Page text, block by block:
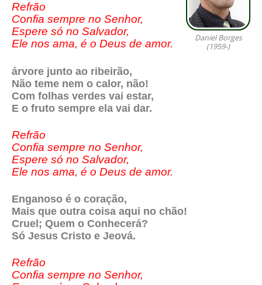
Daniel Borges
(1959-)
Refrão
Confia sempre no Senhor,
Espere só no Salvador,
Ele nos ama, é o Deus de amor.
árvore junto ao ribeirão,
Não teme nem o calor, não!
Com folhas verdes vai estar,
E o fruto sempre ela vai dar.
Refrão
Confia sempre no Senhor,
Espere só no Salvador,
Ele nos ama, é o Deus de amor.
Enganoso é o coração,
Mais que outra coisa aqui no chão!
Cruel; Quem o Conhecerá?
Só Jesus Cristo e Jeová.
Refrão
Confia sempre no Senhor,